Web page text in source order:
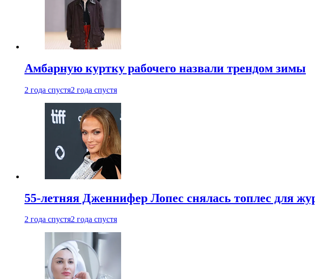
Амбарную куртку рабочего назвали трендом зимы
2 года спустя2 года спустя
55-летняя Дженнифер Лопес снялась топлес для
2 года спустя2 года спустя